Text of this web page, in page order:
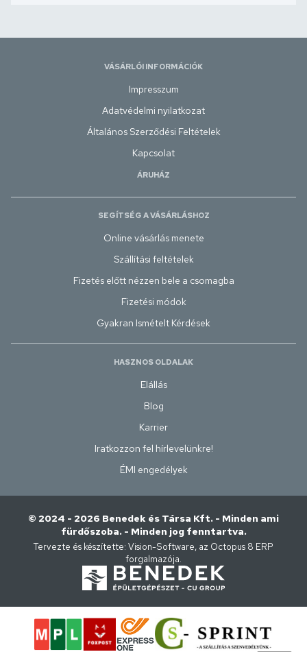
VÁSÁRLÓI INFORMÁCIÓK
Impresszum
Adatvédelmi nyilatkozat
Általános Szerződési Feltételek
Kapcsolat
ÁRUHÁZ
SEGÍTSÉG A VÁSÁRLÁSHOZ
Online vásárlás menete
Szállítási feltételek
Fizetés előtt nézzen bele a csomagba
Fizetési módok
Gyakran Ismételt Kérdések
HASZNOS OLDALAK
Elállás
Blog
Karrier
Iratkozzon fel hírlevelünkre!
ÉMI engedélyek
© 2024 - 2026 Benedek és Társa Kft. - Minden ami
fürdőszoba. - Minden jog fenntartva.
Tervezte és készítette: Vision-Software, az Octopus 8 ERP
forgalmazója.